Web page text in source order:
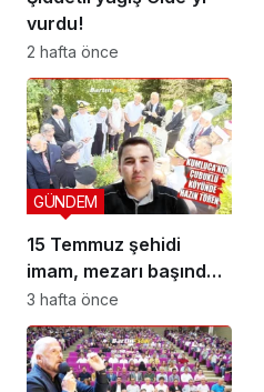
vurdu!
2 hafta önce
15 Temmuz şehidi
imam, mezarı başında
anıldı
GÜNDEM
3 hafta önce